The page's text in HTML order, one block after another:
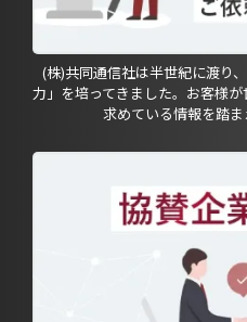
(株)共同通信社は半世紀に渡り
力」を培ってきました。お客様
求めている情報を踏ま